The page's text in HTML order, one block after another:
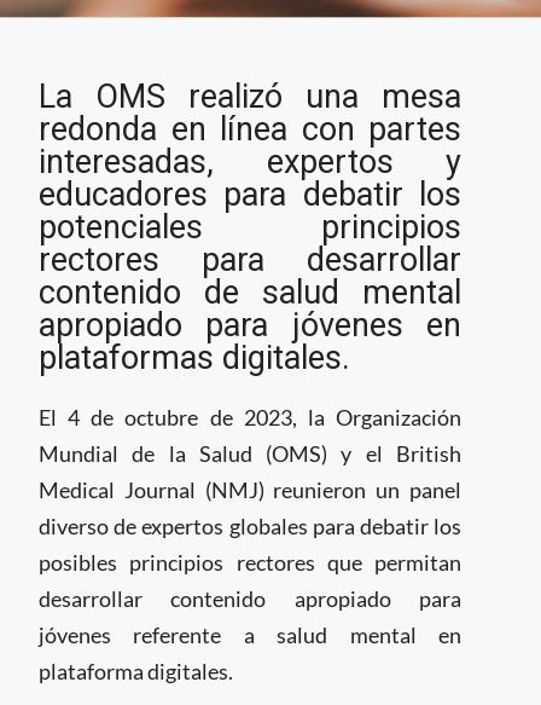
especialistas para
discutir principios
rectores de
contenidos de salud
mental para jóvenes
en plataformas
digitales
La OMS realizó una mesa
redonda en línea con partes
interesadas, expertos y
educadores para debatir los
potenciales principios
rectores para desarrollar
contenido de salud mental
apropiado para jóvenes en
plataformas digitales.
El 4 de octubre de 2023, la Organización
Mundial de la Salud (OMS) y el British
Medical Journal (NMJ) reunieron un panel
diverso de expertos globales para debatir los
posibles principios rectores que permitan
desarrollar contenido apropiado para
jóvenes referente a salud mental en
plataforma digitales.